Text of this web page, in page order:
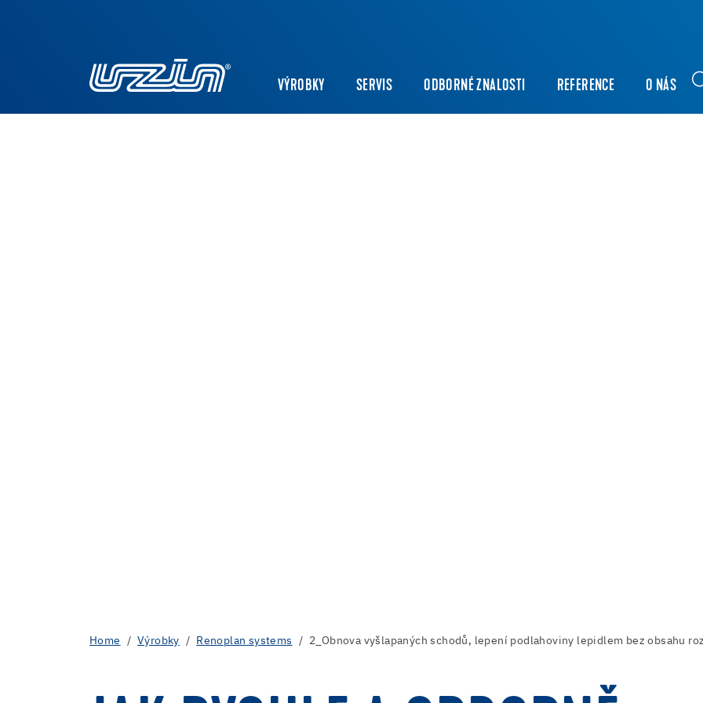
VÝROBKY SERVIS ODBORNÉ ZNALOSTI REFERENCE O NÁS
Home Výrobky Renoplan systems 2_Obnova vyšlapaných schodů, lepení podlahoviny lepidlem bez obsahu